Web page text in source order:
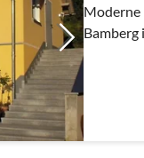
Moderne
Bamberg